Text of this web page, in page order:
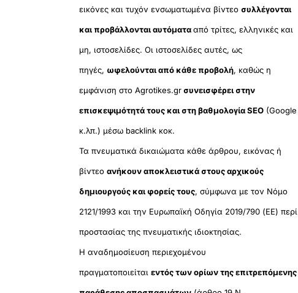
εικόνες και τυχόν ενσωματωμένα βίντεοσυλλέγονται
και προβάλλονται αυτόματααπό τρίτες, ελληνικές και
μη, ιστοσελίδες. Οι ιστοσελίδες αυτές, ως
πηγές, ωφελούνται από κάθε προβολή, καθώς η
εμφάνιση στο Agrotikes.grσυνεισφέρει στην
επισκεψιμότητά τους και στη βαθμολογία SEO (Google
κ.λπ.) μέσω backlink κοκ.
Τα πνευματικά δικαιώματα κάθε άρθρου, εικόνας ή
βίντεοανήκουν αποκλειστικά στους αρχικούς
δημιουργούς και φορείς τους, σύμφωνα με τον Νόμο
2121/1993 και την Ευρωπαϊκή Οδηγία 2019/790 (ΕΕ) περί
προστασίας της πνευματικής ιδιοκτησίας.
Η αναδημοσίευση περιεχομένου
πραγματοποιείταιεντός των ορίων της επιτρεπόμενης